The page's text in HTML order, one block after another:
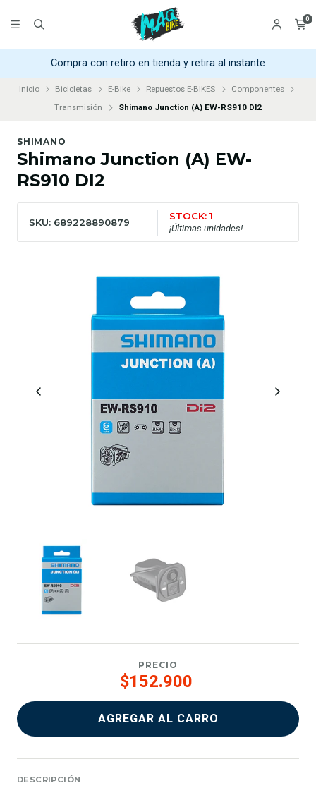
0
Compra con retiro en tienda y retira al instante
Inicio Bicicletas E-Bike Repuestos E-BIKES
Componentes
Transmisión
Shimano Junction (A) EW-RS910 DI2
SHIMANO
Shimano Junction (A) EW-
RS910 DI2
SKU: 689228890879
STOCK: 1
¡Últimas unidades!
PRECIO
$152.900
AGREGAR AL CARRO
DESCRIPCIÓN